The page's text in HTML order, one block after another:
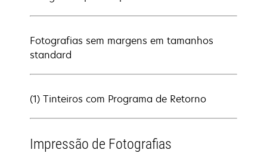
Fotografias sem margens em tamanhos
standard
(1) Tinteiros com Programa de Retorno
Impressão de Fotografias